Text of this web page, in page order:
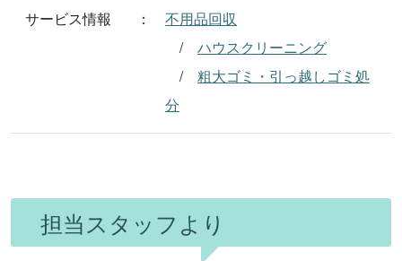
サービス情報
不用品回収
ハウスクリーニング
粗大ゴミ・引っ越しゴミ処
分
担当スタッフより